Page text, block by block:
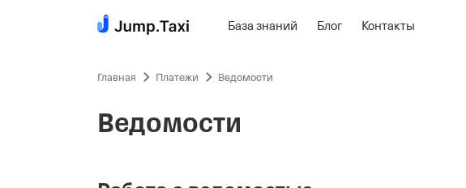
База знаний Блог Контакты
Главная Платежи Ведомости
Ведомости